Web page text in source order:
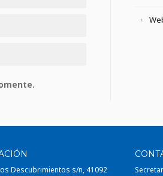
Descubrimientos s/n, 41092